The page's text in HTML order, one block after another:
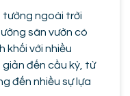
tường ngoài trời
sân vườn có
khối với nhiều
đến cầu kỳ, từ
đến nhiều sự lựa